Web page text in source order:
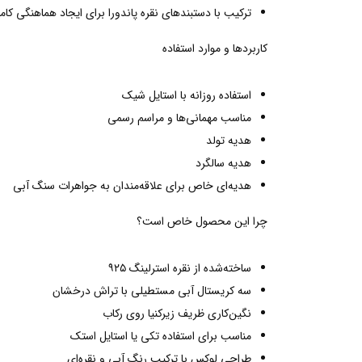
ترکیب با دستبندهای نقره پاندورا برای ایجاد هماهنگی
کاربردها و موارد استفاده
استفاده روزانه با استایل شیک
مناسب مهمانی‌ها و مراسم رسمی
هدیه تولد
هدیه سالگرد
هدیه‌ای خاص برای علاقه‌مندان به جواهرات سنگ آبی
چرا این محصول خاص است؟
ساخته‌شده از نقره استرلینگ ۹۲۵
سه کریستال آبی مستطیلی با تراش درخشان
نگین‌کاری ظریف زیرکنیا روی رکاب
مناسب برای استفاده تکی یا استایل استک